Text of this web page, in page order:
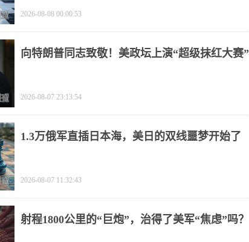
2026-08-08 00:00:53
向特朗普同志致敬！美政坛上演“超级抹红大赛”
2026-08-07 23:13:54
1.3万俄军直插日本海，美日的双线噩梦开始了
2026-08-07 11:32:43
射程1800公里的“巨炮”，治得了美军“焦虑”吗？